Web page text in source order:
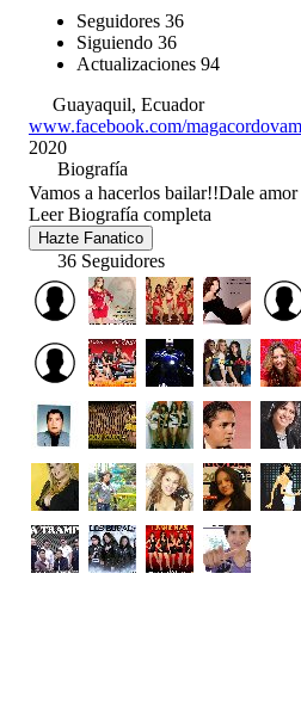
Seguidores 36
Siguiendo 36
Actualizaciones 94
Guayaquil, Ecuador
www.facebook.com/
2020
Biografía
Vamos a hacerlos bailar!!Dale amor
Leer Biografía completa
Hazte Fanatico
36 Seguidores